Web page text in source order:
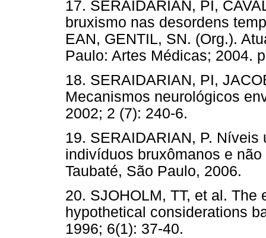
17. SERAIDARIAN, PI,
bruxismo nas desordens
EAN, GENTIL, SN. (Org.).
Paulo: Artes Médicas; 2004.
18. SERAIDARIAN, PI,
Mecanismos neurológicos
2002; 2 (7): 240-6.
19. SERAIDARIAN, P.
indivíduos bruxômanos e
Taubaté, São Paulo, 2006.
20. SJOHOLM, TT, et al.
hypothetical considerations
1996; 6(1): 37-40.